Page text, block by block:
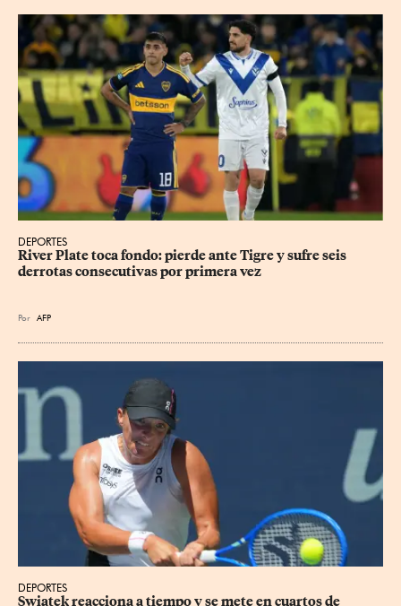
DEPORTES
River Plate toca fondo: pierde ante Tigre y sufre seis
derrotas consecutivas por primera vez
Por AFP
DEPORTES
Swiatek reacciona a tiempo y se mete en cuartos de